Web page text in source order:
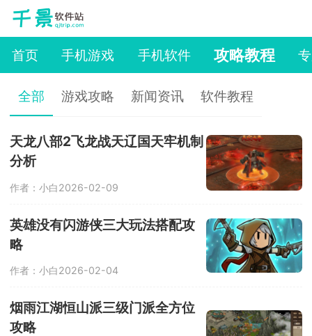
首页 手机游戏 手机软件 攻略教程
全部 游戏攻略 新闻资讯 软件教程
天龙八部2飞龙战天辽国天牢机制
分析
作者：小白2026-02-09
英雄没有闪游侠三大玩法搭配攻
略
作者：小白2026-02-04
烟雨江湖恒山派三级门派全方位
攻略